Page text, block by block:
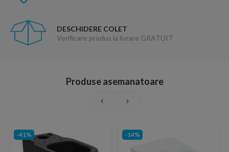
DESCHIDERE COLET
Verificare produs la livrare GRATUIT
Produse asemanatoare
-41% -14%